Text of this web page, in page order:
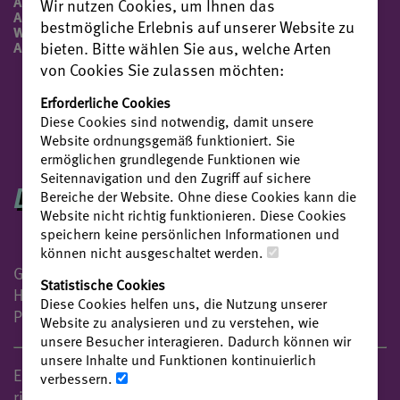
Wir nutzen Cookies, um Ihnen das
bestmögliche Erlebnis auf unserer Website zu
bieten. Bitte wählen Sie aus, welche Arten
von Cookies Sie zulassen möchten:
Erforderliche Cookies
Diese Cookies sind notwendig, damit unsere
Website ordnungsgemäß funktioniert. Sie
ermöglichen grundlegende Funktionen wie
Seitennavigation und den Zugriff auf sichere
Bereiche der Website. Ohne diese Cookies kann die
Website nicht richtig funktionieren. Diese Cookies
speichern keine persönlichen Informationen und
können nicht ausgeschaltet werden.
Statistische Cookies
Diese Cookies helfen uns, die Nutzung unserer
Website zu analysieren und zu verstehen, wie
unsere Besucher interagieren. Dadurch können wir
unsere Inhalte und Funktionen kontinuierlich
verbessern.
AUFSTÄNDISCHEN, SPÄTER JEDOCH
WIEDER AUF DER SEITE DES
ADELS.
DIE HISTORISCHE FIGUR
Götz von Berlichingen, der Ritter mit der eisernen
Hand, ist wahrscheinlich der bekannteste unserer
Protagonist*innen.
Er war ein Ritter vom alten Schlag und den alten